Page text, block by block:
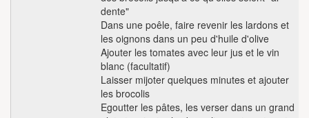
dente"
Dans une poêle, faire revenir les lardons et
les oignons dans un peu d'huile d'olive
Ajouter les tomates avec leur jus et le vin
blanc (facultatif)
Laisser mijoter quelques minutes et ajouter
les brocolis
Egoutter les pâtes, les verser dans un grand